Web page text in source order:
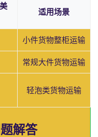
适用场景
小件货物整柜运输
常规大件货物运输
轻泡类货物运输
解答